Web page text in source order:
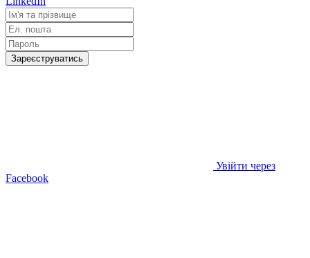
Зареєструватись
Увійти через
Facebook